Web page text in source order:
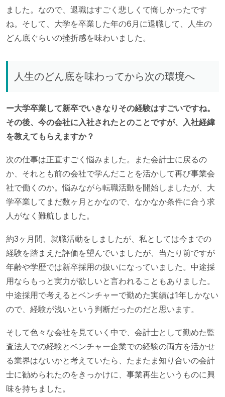
ました。なので、退職はすごく悲しくて悔しかったです
ね。そして、大学を卒業した年の6月に退職して、人生の
どん底ぐらいの挫折感を味わいました。
人生のどん底を味わってから次の環境へ
ー大学卒業して新卒でいきなりその経験はすごいですね。
その後、今の会社に入社されたとのことですが、入社経緯
を教えてもらえますか？
次の仕事は正直すごく悩みました。また会計士に戻るの
か、それとも前の会社で学んだことを活かして再び事業会
社で働くのか。悩みながら転職活動を開始しましたが、大
学卒業してまだ数ヶ月とかなので、なかなか条件に合う求
人がなく難航しました。
約3ヶ月間、就職活動をしましたが、私としては今までの
経験を踏まえた評価を望んでいましたが、当たり前ですが
年齢や学歴では新卒採用の扱いになっていました。中途採
用ならもっと実力が欲しいと言われることもありました。
中途採用で考えるとベンチャーで勤めた実績は1年しかない
ので、経験が浅いという判断だったのだと思います。
そして色々な会社を見ていく中で、会計士として勤めた監
査法人での経験とベンチャー企業での経験の両方を活かせ
る業界はないかと考えていたら、たまたま知り合いの会計
士に勧められたのをきっかけに、事業再生というものに興
味を持ちました。